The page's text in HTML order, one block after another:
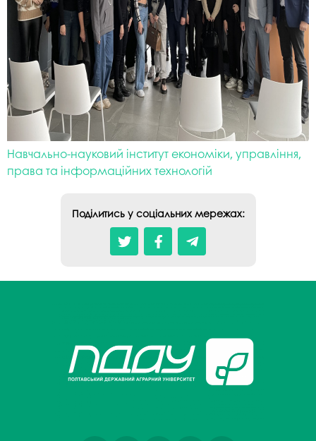
Навчально-науковий інститут економіки, управління,
права та інформаційних технологій
Поділитись у соціальних мережах: